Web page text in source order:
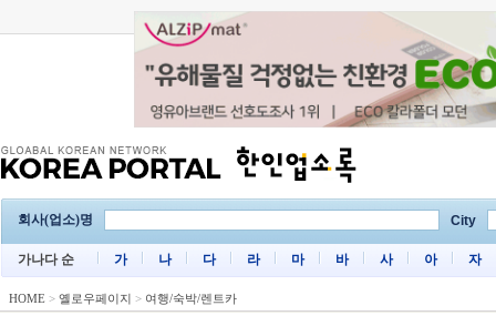
회사(업소)명 City
가나다 순 가 나 다 라 마 바 사 아 자
HOME > 옐로우페이지 > 여행/숙박/렌트카